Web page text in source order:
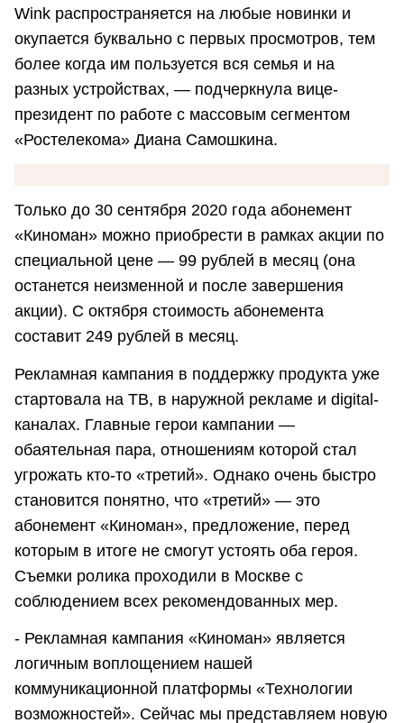
Wink распространяется на любые новинки и
окупается буквально с первых просмотров, тем
более когда им пользуется вся семья и на
разных устройствах, — подчеркнула вице-
президент по работе с массовым сегментом
«Ростелекома» Диана Самошкина.
Только до 30 сентября 2020 года абонемент
«Киноман» можно приобрести в рамках акции по
специальной цене — 99 рублей в месяц (она
останется неизменной и после завершения
акции). С октября стоимость абонемента
составит 249 рублей в месяц.
Рекламная кампания в поддержку продукта уже
стартовала на ТВ, в наружной рекламе и digital-
каналах. Главные герои кампании —
обаятельная пара, отношениям которой стал
угрожать кто-то «третий». Однако очень быстро
становится понятно, что «третий» — это
абонемент «Киноман», предложение, перед
которым в итоге не смогут устоять оба героя.
Съемки ролика проходили в Москве с
соблюдением всех рекомендованных мер.
- Рекламная кампания «Киноман» является
логичным воплощением нашей
коммуникационной платформы «Технологии
возможностей». Сейчас мы представляем новую